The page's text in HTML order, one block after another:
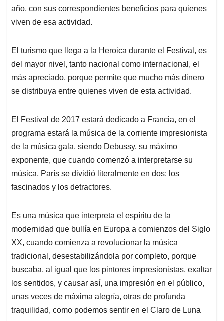
año, con sus correspondientes beneficios para quienes
viven de esa actividad.
El turismo que llega a la Heroica durante el Festival, es
del mayor nivel, tanto nacional como internacional, el
más apreciado, porque permite que mucho más dinero
se distribuya entre quienes viven de esta actividad.
El Festival de 2017 estará dedicado a Francia, en el
programa estará la música de la corriente impresionista
de la música gala, siendo Debussy, su máximo
exponente, que cuando comenzó a interpretarse su
música, París se dividió literalmente en dos: los
fascinados y los detractores.
Es una música que interpreta el espíritu de la
modernidad que bullía en Europa a comienzos del Siglo
XX, cuando comienza a revolucionar la música
tradicional, desestabilizándola por completo, porque
buscaba, al igual que los pintores impresionistas, exaltar
los sentidos, y causar así, una impresión en el público,
unas veces de máxima alegría, otras de profunda
traquilidad, como podemos sentir en el Claro de Luna